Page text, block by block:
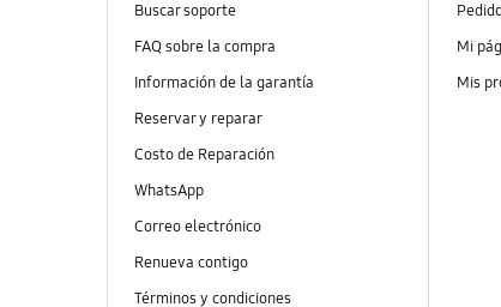
Buscar soporte
FAQ sobre la compra
Información de la garantía
Reservar y reparar
Costo de Reparación
WhatsApp
Correo electrónico
Renueva contigo
Términos y condiciones
Mi
Mis